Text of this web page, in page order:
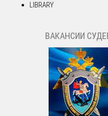
LIBRARY
ВАКАНСИИ